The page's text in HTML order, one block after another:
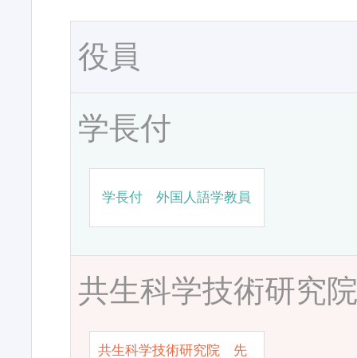
役員
学長付
学長付 外国人語学教員
共生科学技術研究
共生科学技術研究院 先